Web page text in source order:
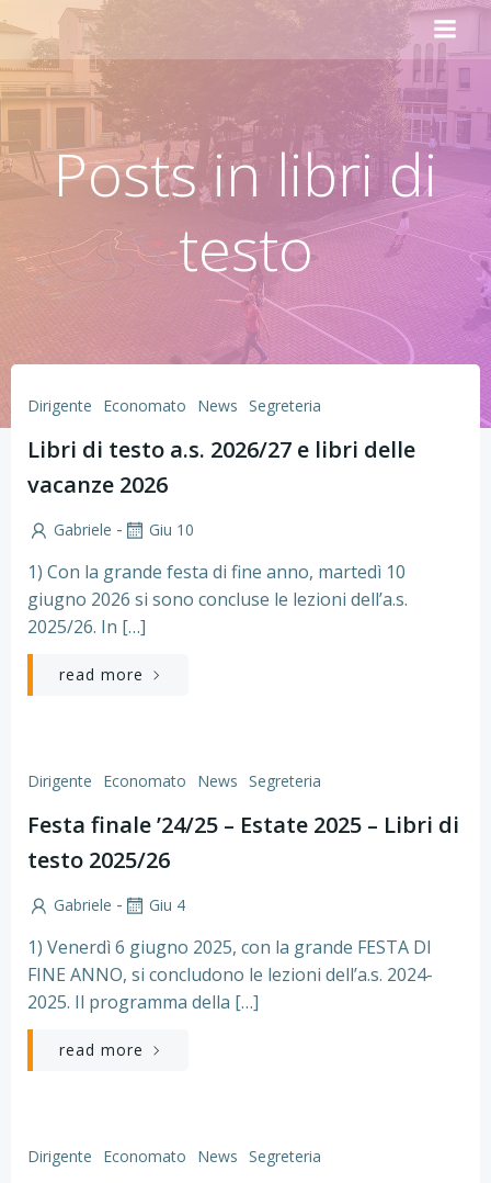
Vai
contenuto
Posts in libri di
testo
Dirigente Economato News Segreteria
Libri di testo a.s. 2026/27 e libri delle
vacanze 2026
Gabriele - Giu 10
1) Con la grande festa di fine anno, martedì 10
giugno 2026 si sono concluse le lezioni dell’a.s.
2025/26. In […]
read more
Dirigente Economato News Segreteria
Festa finale ’24/25 – Estate 2025 – Libri di
testo 2025/26
Gabriele - Giu 4
1) Venerdì 6 giugno 2025, con la grande FESTA DI
FINE ANNO, si concludono le lezioni dell’a.s. 2024-
2025. Il programma della […]
read more
Dirigente Economato News Segreteria